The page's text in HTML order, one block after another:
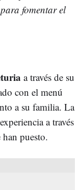
fomentar el
a través de su
con el menú
a su familia. La
a través
puesto.